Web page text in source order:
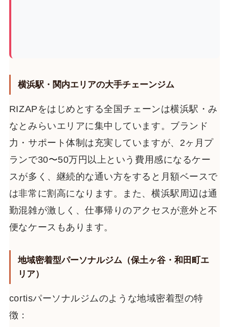
横浜駅・関内エリアの大手チェーンジム
RIZAPをはじめとする全国チェーンは横浜駅・み
なとみらいエリアに集中しています。ブランド
力・サポート体制は充実していますが、2ヶ月プ
ランで30〜50万円以上という費用感になるケー
スが多く、継続的な通い方をすると月額ベースで
は非常に割高になります。また、横浜駅周辺は通
勤混雑が激しく、仕事帰りのアクセスが意外と不
便なケースもあります。
地域密着型パーソナルジム（保土ヶ谷・和田町エ
リア）
cortisパーソナルジムのような地域密着型の特
徴：